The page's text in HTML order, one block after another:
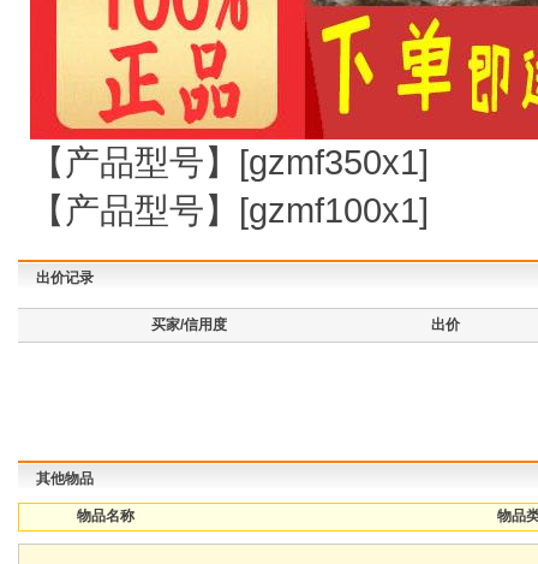
【产品型号】[gzmf350x1]
【产品型号】[gzmf100x1]
出价记录
买家/信用度 出价
其他物品
物品名称 物品